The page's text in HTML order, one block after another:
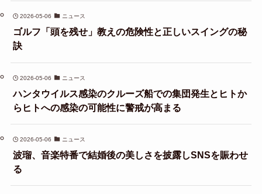
2026-05-06 ニュース
ゴルフ「頭を残せ」教えの危険性と正しいスイングの秘
訣
2026-05-06 ニュース
ハンタウイルス感染のクルーズ船での集団発生とヒトか
らヒトへの感染の可能性に警戒が高まる
2026-05-06 ニュース
波瑠、音楽特番で結婚後の美しさを披露しSNSを賑わせ
る